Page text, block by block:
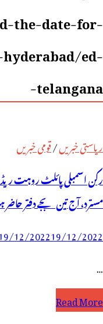
the-date-for-
ed-
telangana-
ریاستی خبریں/قومی خبریں
رکن اسمبلی پائلٹ روہت ریڈی
مسترد، آج تین بجے دفتر
12/202219/12/2022
…
رکن
Read More